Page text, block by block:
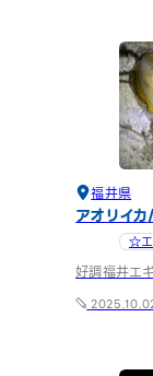
福井県
アオリイカ
☆エ
好調福井エ